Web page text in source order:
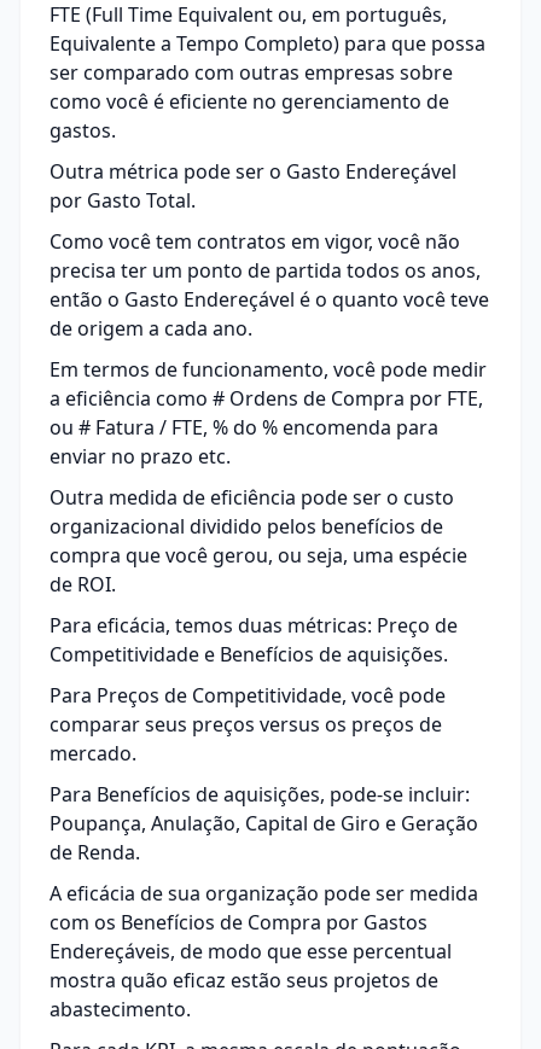
FTE (Full Time Equivalent ou, em português,
Equivalente a Tempo Completo) para que possa
ser comparado com outras empresas sobre
como você é eficiente no gerenciamento de
gastos.
Outra métrica pode ser o Gasto Endereçável
por Gasto Total.
Como você tem contratos em vigor, você não
precisa ter um ponto de partida todos os anos,
então o Gasto Endereçável é o quanto você teve
de origem a cada ano.
Em termos de funcionamento, você pode medir
a eficiência como # Ordens de Compra por FTE,
ou # Fatura / FTE, % do % encomenda para
enviar no prazo etc.
Outra medida de eficiência pode ser o custo
organizacional dividido pelos benefícios de
compra que você gerou, ou seja, uma espécie
de ROI.
Para eficácia, temos duas métricas: Preço de
Competitividade e Benefícios de aquisições.
Para Preços de Competitividade, você pode
comparar seus preços versus os preços de
mercado.
Para Benefícios de aquisições, pode-se incluir:
Poupança, Anulação, Capital de Giro e Geração
de Renda.
A eficácia de sua organização pode ser medida
com os Benefícios de Compra por Gastos
Endereçáveis, de modo que esse percentual
mostra quão eficaz estão seus projetos de
abastecimento.